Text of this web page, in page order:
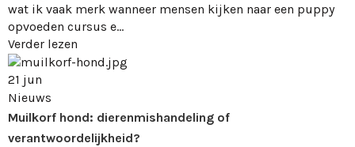
wat ik vaak merk wanneer mensen kijken naar een puppy
opvoeden cursus e...
Verder lezen
21 jun
Nieuws
Muilkorf hond: dierenmishandeling of
verantwoordelijkheid?